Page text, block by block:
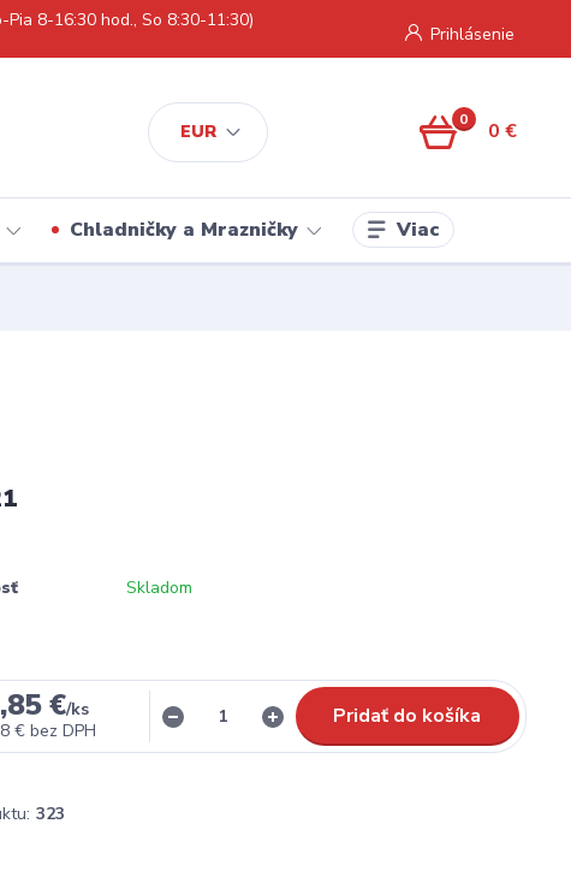
EUR
Prihlásenie
Pia 8-16:30 hod., So 8:30-11:30)
0 0 €
Chladničky a Mrazničky Viac
Skladom
€/ks
€ bez DPH
Pridať do košíka
323